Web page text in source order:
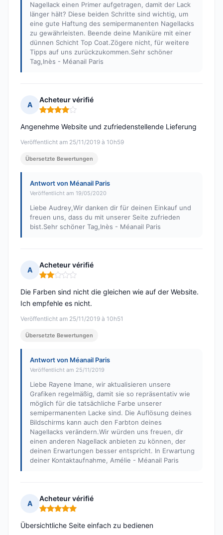
Nagellack einen Primer aufgetragen, damit der Lack
länger hält? Diese beiden Schritte sind wichtig, um
eine gute Haftung des semipermanenten Nagellacks
zu gewährleisten. Beende deine Maniküre mit einer
dünnen Schicht Top Coat.Zögere nicht, für weitere
Tipps auf uns zurückzukommen.Sehr schöner
Tag,Inès - Méanail Paris
A
Acheteur vérifié
Hinweis: 4 von 5
Veröffentlicht am 25/11/2019 à 10h59
Angenehme Website und zufriedenstellende Lieferung
Übersetzte Bewertungen
Antwort von Méanail Paris
Veröffentlicht am 19/05/2020
Liebe Audrey,Wir danken dir für deinen Einkauf und
freuen uns, dass du mit unserer Seite zufrieden
bist.Sehr schöner Tag,Inès - Méanail Paris
A
Acheteur vérifié
Hinweis: 2 von 5
Veröffentlicht am 25/11/2019 à 10h51
Die Farben sind nicht die gleichen wie auf der Website.
Ich empfehle es nicht.
Übersetzte Bewertungen
Antwort von Méanail Paris
Veröffentlicht am 25/11/2019
Liebe Rayene Imane, wir aktualisieren unsere
Grafiken regelmäßig, damit sie so repräsentativ wie
möglich für die tatsächliche Farbe unserer
semipermanenten Lacke sind. Die Auflösung deines
Bildschirms kann auch den Farbton deines
Nagellacks verändern.Wir würden uns freuen, dir
einen anderen Nagellack anbieten zu können, der
deinen Erwartungen besser entspricht. In Erwartung
deiner Kontaktaufnahme, Amélie - Méanail Paris
A
Acheteur vérifié
Hinweis: 5 von 5
Übersichtliche Seite einfach zu bedienen